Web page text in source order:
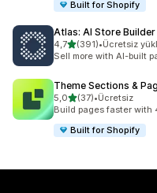
Built for Shopify
Atlas: AI Store Builder
4,75 yıldız üzerinden
(391)
toplam 391•Ücretsiz
Sell more with AI-built
Theme Sections &
5,05 yıldız üzerinden
(37)
toplam 37 değerlendirme
•Ücretsiz
Build pages faster with
Built for Shopify